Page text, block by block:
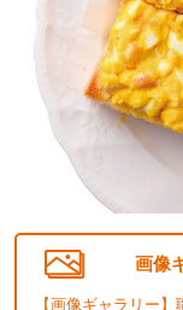
画像
【画像ギャラリー